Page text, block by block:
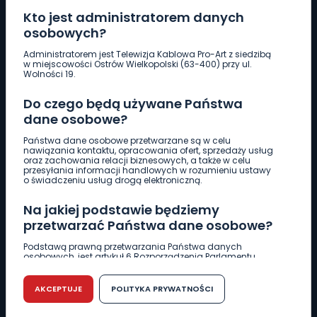
Kto jest administratorem danych
osobowych?
Administratorem jest Telewizja Kablowa Pro-Art z siedzibą
w miejscowości Ostrów Wielkopolski (63-400) przy ul.
Wolności 19.
Do czego będą używane Państwa
dane osobowe?
Państwa dane osobowe przetwarzane są w celu
nawiązania kontaktu, opracowania ofert, sprzedaży usług
oraz zachowania relacji biznesowych, a także w celu
przesyłania informacji handlowych w rozumieniu ustawy
o świadczeniu usług drogą elektroniczną.
Na jakiej podstawie będziemy
przetwarzać Państwa dane osobowe?
Podstawą prawną przetwarzania Państwa danych
osobowych, jest artykuł 6 Rozporządzenia Parlamentu
r. w sprawie ochrony osób fizycznych w związku z
przetwarzaniem danych osobowych w sprawie
swobodnego przepływu takich danych oraz uchylenia
dyrektywy 95/46/WE (RODO).
AKCEPTUJE POLITYKA PRYWATNOŚCI
Pobierz logotyp
661 997 997
REDAKCJA
62 735 22 22redakcja@wlkp24.info
DZIAŁ REKLAMY
62 735 01 85 reklama@wlkp24.info
WIADOMOŚCI
CIEKAWOSTKI